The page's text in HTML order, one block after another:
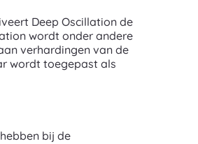
Deep Oscillation de
wordt onder andere
verhardingen van de
wordt toegepast als
bij de